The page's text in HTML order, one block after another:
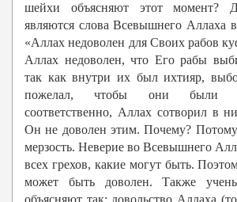
шейхи объясняют этот момент?
являются слова Всевышнего Аллаха
«Аллах недоволен для Своих рабов
Аллах недоволен, что Его рабы
так как внутри их был ихтияр,
пожелал, чтобы они были
соответственно, Аллах сотворил в
Он не доволен этим. Почему?
мерзость. Неверие во Всевышнего
всех грехов, какие могут быть.
может быть доволен. Также